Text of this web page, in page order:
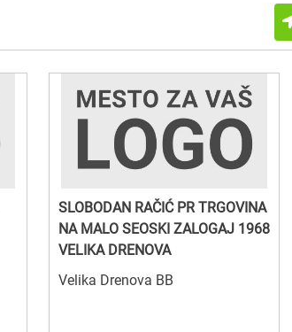
SLOBODAN RAČIĆ PR TRGOVINA
NA MALO SEOSKI ZALOGAJ 1968
VELIKA DRENOVA
Velika Drenova BB